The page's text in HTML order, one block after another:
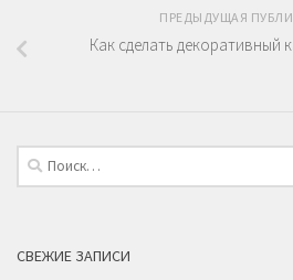
ПРЕДЫДУЩАЯ
Как сделать декоративный
Найти:
СВЕЖИЕ ЗАПИСИ